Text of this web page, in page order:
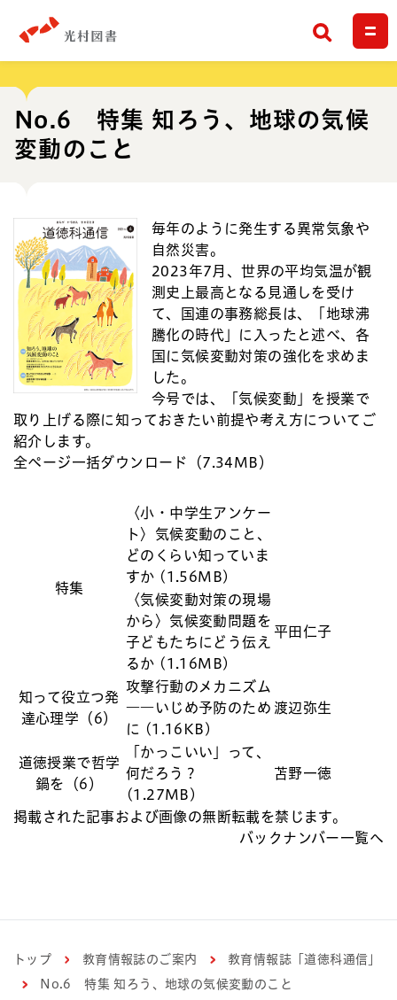
検索
No.6 特集 知ろう、地球の気候
変動のこと
毎年のように発生する異常気象や
自然災害。
2023年7月、世界の平均気温が観
測史上最高となる見通しを受け
て、国連の事務総長は、「地球沸
騰化の時代」に入ったと述べ、各
国に気候変動対策の強化を求めま
した。
今号では、「気候変動」を授業で
取り上げる際に知っておきたい前提や考え方についてご
紹介します。
全ページ一括ダウンロード（7.34MB）
特集
〈小・中学生アンケー
ト〉気候変動のこと、
どのくらい知っていま
すか (1.56MB)
〈気候変動対策の現場
から〉気候変動問題を
子どもたちにどう伝え
るか (1.16MB)
平田仁子
知って役立つ発
達心理学（6）
攻撃行動のメカニズム
――いじめ予防のため
に (1.16KB)
渡辺弥生
道徳授業で哲学
鍋を（6）
「かっこいい」って、
何だろう？
(1.27MB)
苫野一徳
掲載された記事および画像の無断転載を禁じます。
バックナンバー一覧へ
トップ 教育情報誌のご案内
教育情報誌「道徳科通信」
No.6 特集 知ろう、地球の気候変動のこと